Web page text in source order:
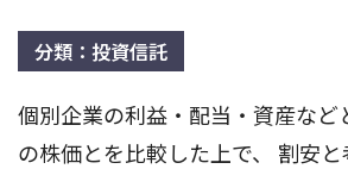
分類：投資信託
個別企業の利益・配当・資産など
の株価とを比較した上で、 割安